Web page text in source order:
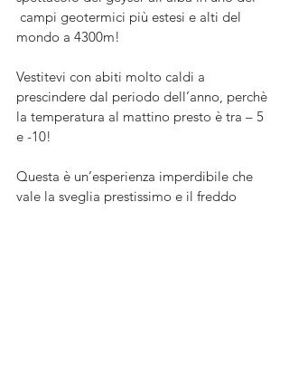
campi geotermici più estesi e alti del
mondo a 4300m!
Vestitevi con abiti molto caldi a
prescindere dal periodo dell’anno, perchè
la temperatura al mattino presto è tra – 5
e -10!
Questa è un’esperienza imperdibile che
vale la sveglia prestissimo e il freddo